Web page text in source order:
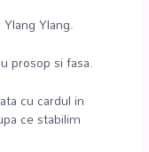
Ylang.
prosop si fasa.
cu cardul in
ce stabilim